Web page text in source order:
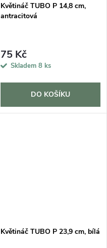
Květináč TUBO P 14,8 cm,
antracitová
75 Kč
Skladem 8 ks
DO KOŠÍKU
Květináč TUBO P 23,9 cm, bílá